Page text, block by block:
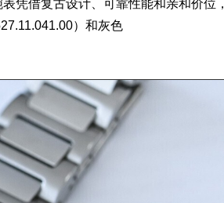
表凭借复古设计、可靠性能和亲和价位，
）和灰色